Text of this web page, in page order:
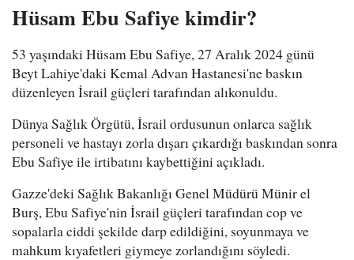
Hüsam Ebu Safiye kimdir?
53 yaşındaki Hüsam Ebu Safiye, 27 Aralık 2024 günü
Beyt Lahiye'daki Kemal Advan Hastanesi'ne baskın
düzenleyen İsrail güçleri tarafından alıkonuldu.
Dünya Sağlık Örgütü, İsrail ordusunun onlarca sağlık
personeli ve hastayı zorla dışarı çıkardığı baskından sonra
Ebu Safiye ile irtibatını kaybettiğini açıkladı.
Gazze'deki Sağlık Bakanlığı Genel Müdürü Münir el
Burş, Ebu Safiye'nin İsrail güçleri tarafından cop ve
sopalarla ciddi şekilde darp edildiğini, soyunmaya ve
mahkum kıyafetleri giymeye zorlandığını söyledi.